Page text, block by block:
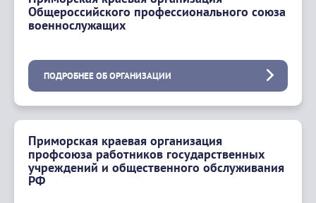
Общероссийского профессионального союза
военнослужащих
ПОДРОБНЕЕ ОБ ОРГАНИЗАЦИИ
Приморская краевая организация
профсоюза работников государственных
учреждений и общественного обслуживания
РФ